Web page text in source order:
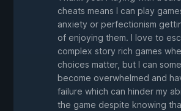
cheats means I can play
anxiety or perfectionism
of enjoying them. I love to
complex story rich games
choices matter, but I can
become overwhelmed and
failure which can hinder my
the game despite knowing